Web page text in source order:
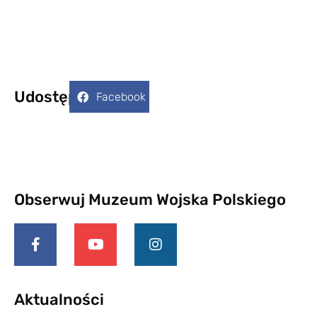
Udostępnij:Facebook
Obserwuj Muzeum Wojska Polskiego
Aktualności